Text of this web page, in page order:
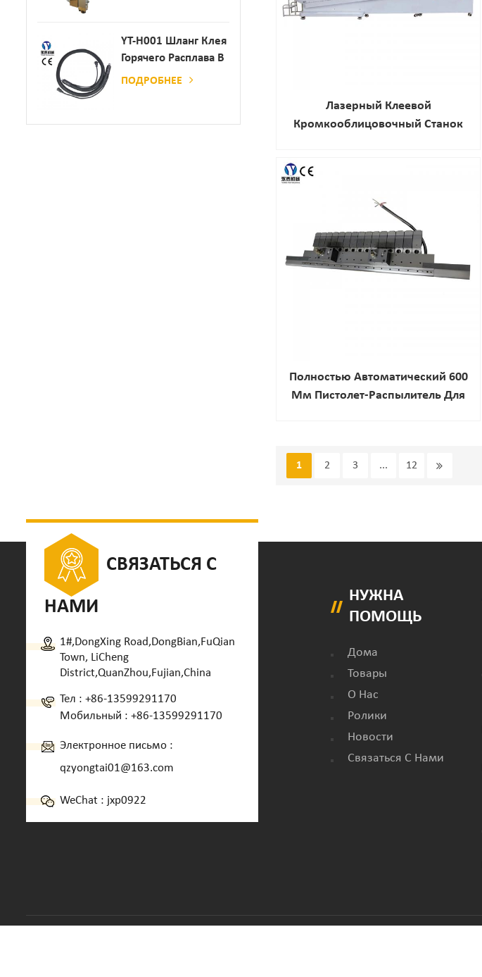
YT-H001 Шланг Клея
Горячего Расплава В
Сочетании С
ПОДРОБНЕЕ
Лазерный Клеевой
Кромкооблицовочный Станок
Полностью Автоматический 600
Мм Пистолет-Распылитель Для
1 2 3 ... 12
СВЯЗАТЬСЯ С
НАМИ
1#,DongXing Road,DongBian,FuQian
Town, LiCheng
District,QuanZhou,Fujian,China
Тел : +86-13599291170
Мобильный : +86-13599291170
Электронное письмо :
qzyongtai01@163.com
WeChat : jxp0922
НУЖНА
ПОМОЩЬ
Дома
Товары
О Нас
Ролики
Новости
Связаться С Нами